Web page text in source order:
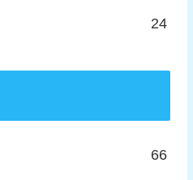
24
66